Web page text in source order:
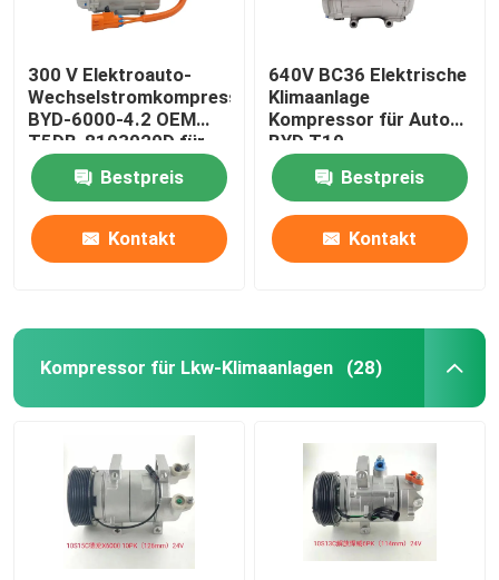
300 V Elektroauto-
Wechselstromkompressor
BYD-6000-4.2 OEM
T5DB-8103020D für
BYD V3
Bestpreis
Kontakt
640V BC36 Elektrische
Klimaanlage
Kompressor für Auto
BYD T10
Bestpreis
Kontakt
Kompressor für Lkw-Klimaanlagen (28)